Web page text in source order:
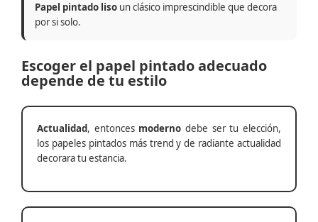
Papel pintado liso un clásico imprescindible que decora
por si solo.
Escoger el papel pintado adecuado
depende de tu estilo
Actualidad, entonces moderno debe ser tu elección,
los papeles pintados más trend y de radiante actualidad
decorara tu estancia.